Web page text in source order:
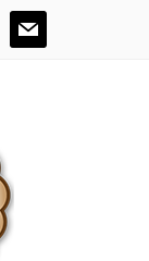
mail